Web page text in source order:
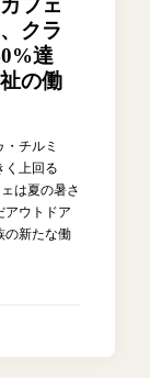
フェ
クラ
達
の働
チルミ
く上回る
は夏の暑さ
アウトドア
の新たな働